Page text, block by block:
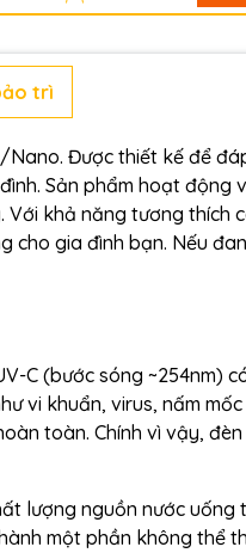
trì
Nano. Được thiết kế để
Sản phẩm hoạt động
Với khả năng tương thích
cho gia đình bạn. Nếu
C (bước sóng ~254nm)
vi khuẩn, virus, nấm mốc
toàn. Chính vì vậy, đèn
lượng nguồn nước uống
một phần không thể